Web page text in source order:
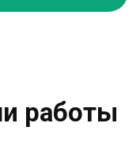
работы​